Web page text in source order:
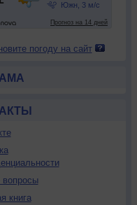
погоду на сайт
вопросы
книга